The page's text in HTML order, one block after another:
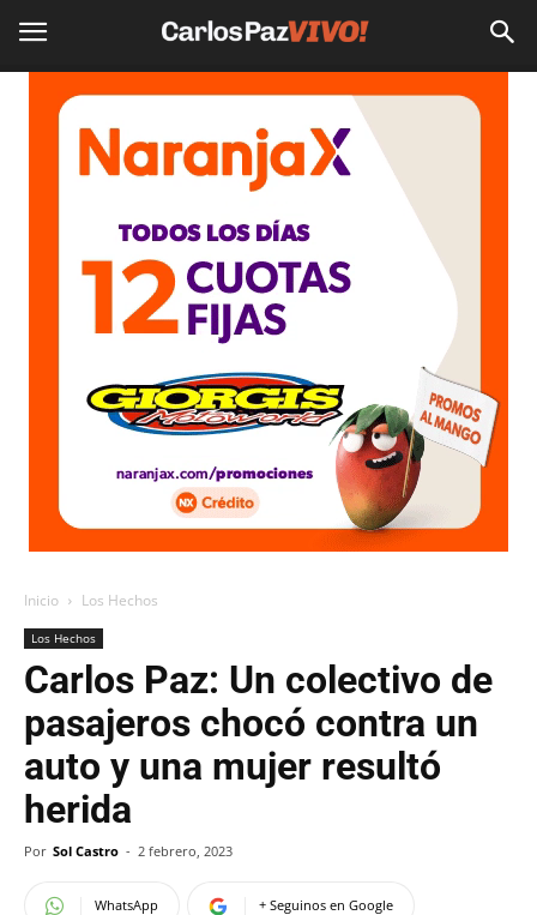
Inicio Los Hechos
Los Hechos
Carlos Paz: Un colectivo de
pasajeros chocó contra un
auto y una mujer resultó
herida
Por Sol Castro - 2 febrero, 2023
WhatsApp + Seguinos en Google